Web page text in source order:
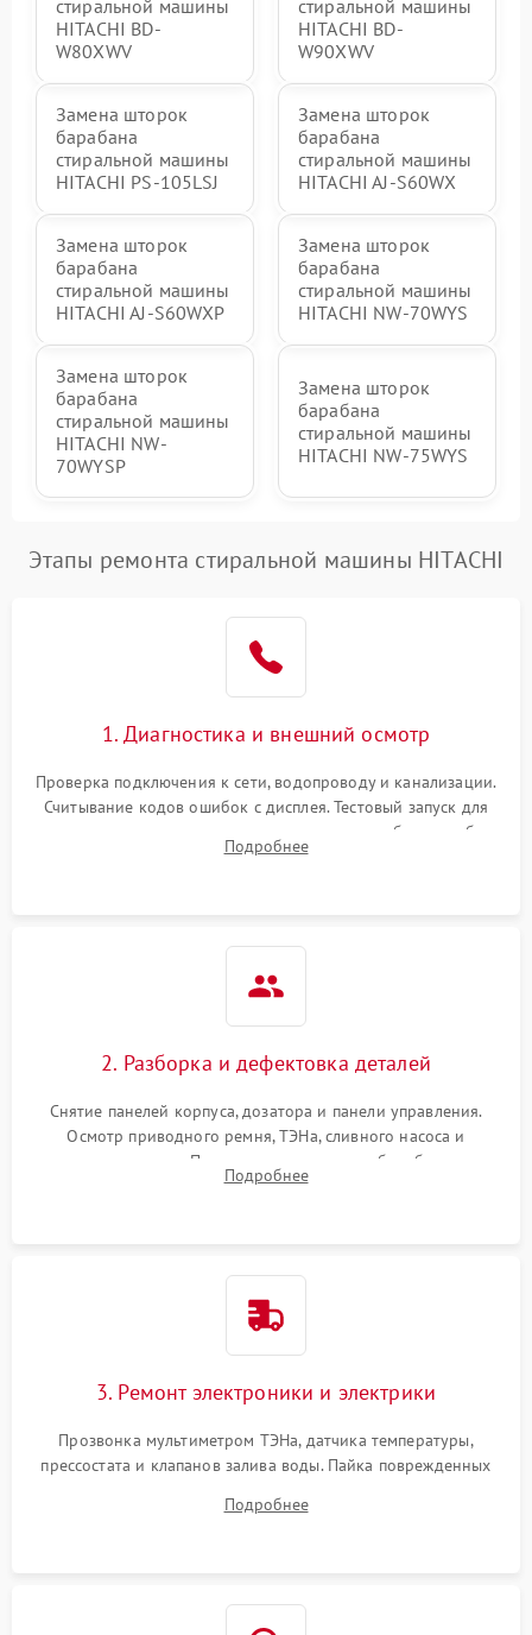
стиральной машины
HITACHI BD-
W80XWV
стиральной машины
HITACHI BD-
W90XWV
Замена шторок
барабана
стиральной машины
HITACHI PS-105LSJ
Замена шторок
барабана
стиральной машины
HITACHI AJ-S60WX
Замена шторок
барабана
стиральной машины
HITACHI AJ-S60WXP
Замена шторок
барабана
стиральной машины
HITACHI NW-70WYS
Замена шторок
барабана
стиральной машины
HITACHI NW-
70WYSP
Замена шторок
барабана
стиральной машины
HITACHI NW-75WYS
Этапы ремонта стиральной машины HITACHI
1. Диагностика и внешний осмотр
Проверка подключения к сети, водопроводу и канализации.
Считывание кодов ошибок с дисплея. Тестовый запуск для
выявления посторонних шумов, протечек или сбоев в работе
электронного модуля управления.
Подробнее
2. Разборка и дефектовка деталей
Снятие панелей корпуса, дозатора и панели управления.
Осмотр приводного ремня, ТЭНа, сливного насоса и
амортизаторов. Проверка подшипников барабана и
крестовины на износ, а манжеты люка на разрывы.
Подробнее
3. Ремонт электроники и электрики
Прозвонка мультиметром ТЭНа, датчика температуры,
прессостата и клапанов залива воды. Пайка поврежденных
Восстановление целостности проводки и контактов.
Подробнее